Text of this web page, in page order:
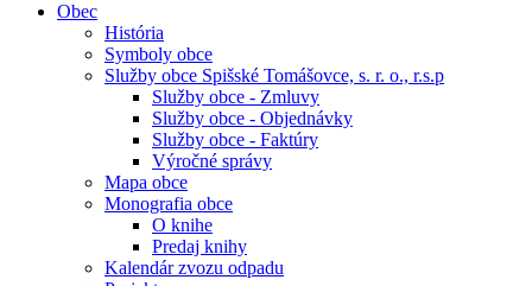
Obec
História
Symboly obce
Služby obce Spišské Tomášovce, s. r. o., r.s.p
Služby obce - Zmluvy
Služby obce - Objednávky
Služby obce - Faktúry
Výročné správy
Mapa obce
Monografia obce
O knihe
Predaj knihy
Kalendár zvozu odpadu